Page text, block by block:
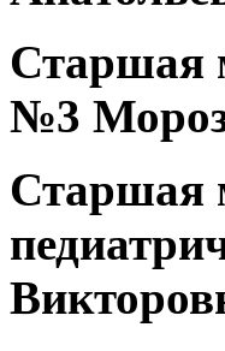
Старшая
№3
Старшая